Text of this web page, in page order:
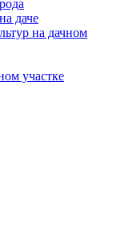
даче
на дачном
участке